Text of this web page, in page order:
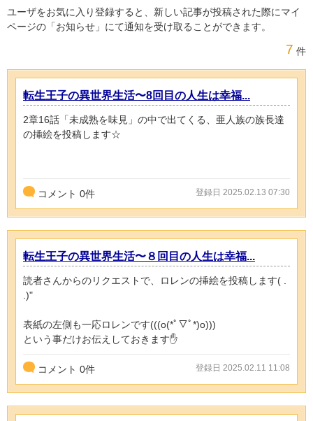
ユーザをお気に入り登録すると、新しい記事が投稿された際にマイ
ページの「お知らせ」にて通知を受け取ることができます。
7 件
転生王子の異世界生活〜8回目の人生は幸福...
2章16話「未成熟を味見」の中で出てくる、亜人族の族長達
の挿絵を投稿します‪☆
コメント 0件 登録日 2025.02.13 07:30
転生王子の異世界生活〜８回目の人生は幸福...
読者さんからのリクエストで、ロレンの挿絵を投稿します‪( .
.)"‬
表紙の左側も一応ロレンです(((o(*ﾟ▽ﾟ*)o)))
という事だけお伝えしておきます✋
コメント 0件 登録日 2025.02.11 11:08